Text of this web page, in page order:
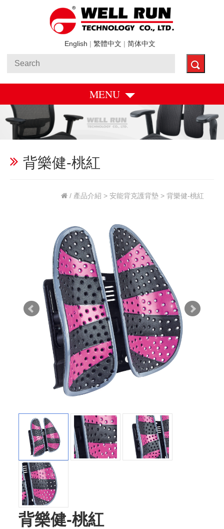
English | 繁體中文 | 简体中文
MENU
背樂健-桃紅
/ 產品介紹 > 安能背克護背墊> 背樂健-桃紅
背樂健-桃紅